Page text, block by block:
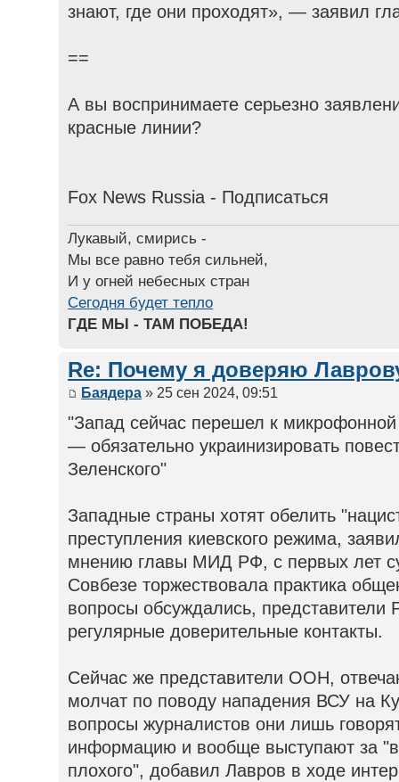
знают, где они проходят», — заявил
==
А вы воспринимаете серьезно
красные линии?
Fox News Russia - Подписаться
Лукавый, смирись -
Мы все равно тебя сильней,
И у огней небесных стран
Сегодня будет тепло
ГДЕ МЫ - ТАМ ПОБЕДА!
Re: Почему я доверяю
Баядера » 25 сен 2024, 09:51
"Запад сейчас перешел к
— обязательно украинизировать
Зеленского"
Западные страны хотят обелить
преступления киевского режима,
мнению главы МИД РФ, с первых лет
Совбезе торжествовала практика
вопросы обсуждались,
регулярные доверительные контакты.
Сейчас же представители ООН,
молчат по поводу нападения ВСУ на
вопросы журналистов они лишь
информацию и вообще выступают за
плохого", добавил Лавров в ходе